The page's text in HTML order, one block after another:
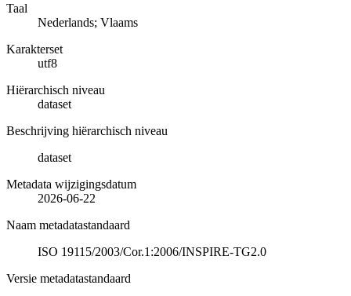
Taal
Nederlands; Vlaams
Karakterset
utf8
Hiërarchisch niveau
dataset
Beschrijving hiërarchisch niveau
dataset
Metadata wijzigingsdatum
2026-06-22
Naam metadatastandaard
ISO 19115/2003/Cor.1:2006/INSPIRE-TG2.0
Versie metadatastandaard